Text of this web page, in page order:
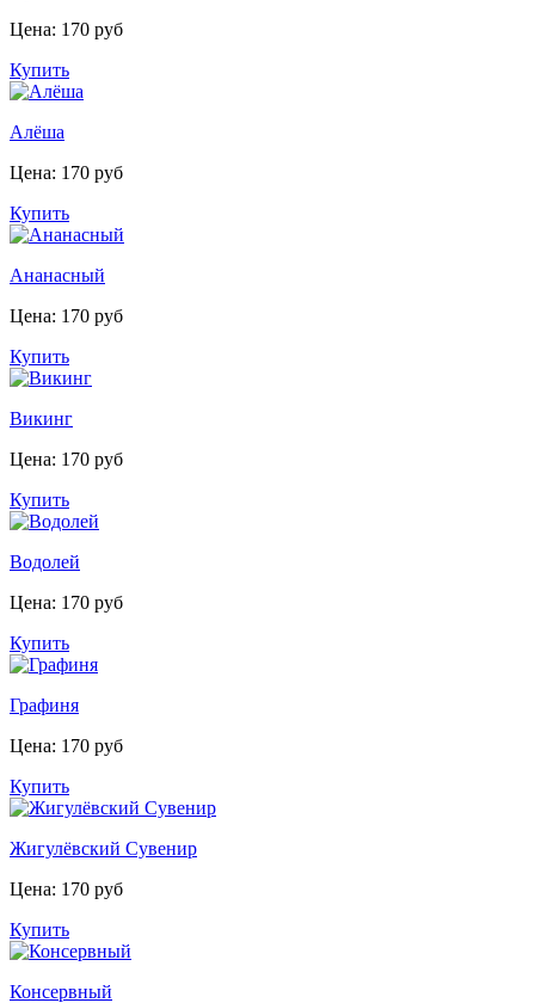
Цена: 170 руб
Купить
Алёша
Цена: 170 руб
Купить
Ананасный
Цена: 170 руб
Купить
Викинг
Цена: 170 руб
Купить
Водолей
Цена: 170 руб
Купить
Графиня
Цена: 170 руб
Купить
Жигулёвский Сувенир
Цена: 170 руб
Купить
Консервный